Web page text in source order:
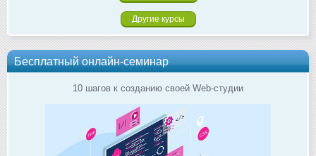
Другие курсы
Бесплатный онлайн-семинар
10 шагов к созданию своей Web-студии